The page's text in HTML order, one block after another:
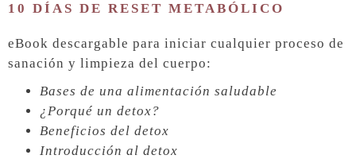
10 DÍAS DE RESET METABÓLICO
eBook descargable para iniciar cualquier proceso de
sanación y limpieza del cuerpo:
Bases de una alimentación saludable
¿Porqué un detox?
Beneficios del detox
Introducción al detox